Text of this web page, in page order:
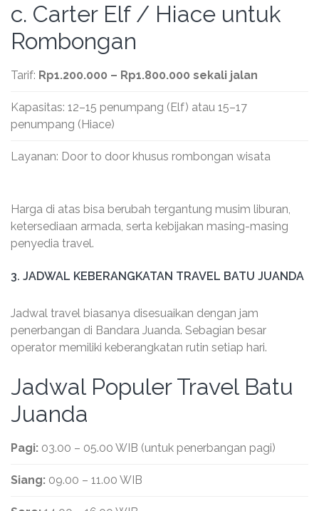
c. Carter Elf / Hiace untuk
Rombongan
Tarif: Rp1.200.000 – Rp1.800.000 sekali jalan
Kapasitas: 12–15 penumpang (Elf) atau 15–17
penumpang (Hiace)
Layanan: Door to door khusus rombongan wisata
Harga di atas bisa berubah tergantung musim liburan,
ketersediaan armada, serta kebijakan masing-masing
penyedia travel.
3. JADWAL KEBERANGKATAN TRAVEL BATU JUANDA
Jadwal travel biasanya disesuaikan dengan jam
penerbangan di Bandara Juanda. Sebagian besar
operator memiliki keberangkatan rutin setiap hari.
Jadwal Populer Travel Batu
Juanda
Pagi: 03.00 – 05.00 WIB (untuk penerbangan pagi)
Siang: 09.00 – 11.00 WIB